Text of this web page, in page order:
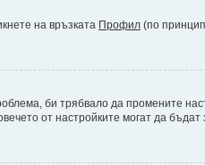
на връзката Профил (по
би трябвало да промените
от настройките могат да бъдат